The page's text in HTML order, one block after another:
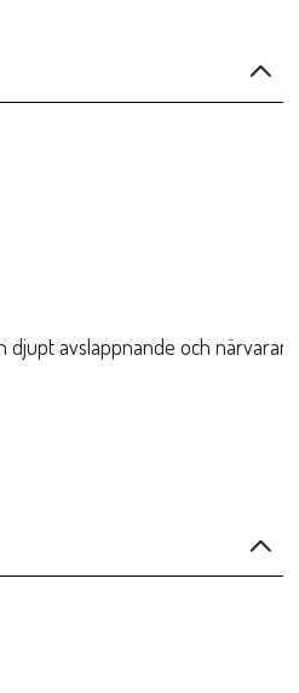
djupt avslappnande och